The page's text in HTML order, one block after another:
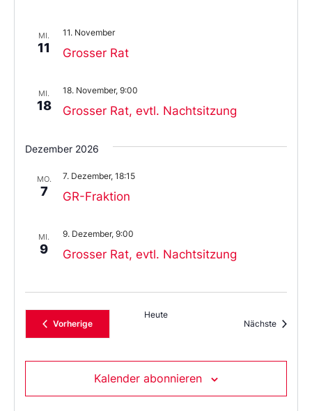
MI.
11 Grosser Rat
11. November
MI.
18 Grosser Rat, evtl. Nachtsitzung
18. November, 9:00
Dezember 2026
MO.
7 GR-Fraktion
7. Dezember, 18:15
MI.
9 Grosser Rat, evtl. Nachtsitzung
9. Dezember, 9:00
VorherigeVeranstaltungen
Heute
Nächste
Kalender abonnieren